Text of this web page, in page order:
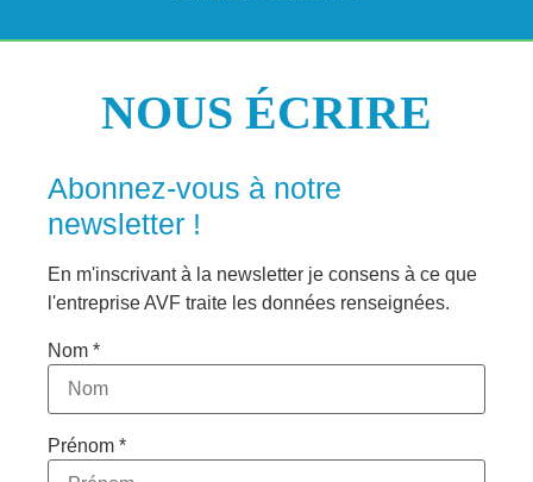
NOUS ÉCRIRE
Abonnez-vous à notre
newsletter !
En m'inscrivant à la newsletter je consens à ce que
l'entreprise AVF traite les données renseignées.
Nom *
Prénom *